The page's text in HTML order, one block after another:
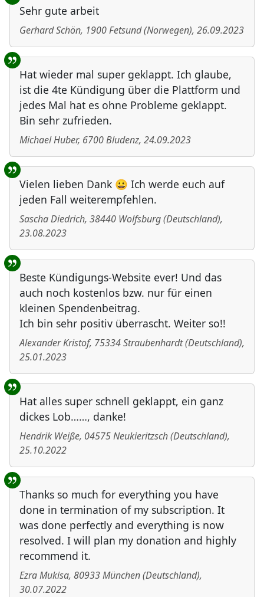
Sehr gute arbeit
Gerhard Schön, 1900Fetsund(Norwegen), 26.09.2023
Hat wieder mal super geklappt. Ich glaube,
ist die 4te Kündigung über die Plattform und
jedes Mal hat es ohne Probleme geklappt.
Bin sehr zufrieden.
Michael Huber, 6700Bludenz, 24.09.2023
Vielen lieben Dank 😀 Ich werde euch auf
jeden Fall weiterempfehlen.
Sascha Diedrich, 38440 Wolfsburg(Deutschland),
23.08.2023
Beste Kündigungs-Website ever! Und das
auch noch kostenlos bzw. nur für einen
kleinen Spendenbeitrag.
Ich bin sehr positiv überrascht. Weiter so!!
Alexander Kristof, 75334Straubenhardt(Deutschland),
25.01.2023
Hat alles super schnell geklappt, ein ganz
dickes Lob……, danke!
Hendrik Weiße, 04575Neukieritzsch(Deutschland),
25.10.2022
Thanks so much for everything you have
done in termination of my subscription. It
was done perfectly and everything is now
resolved. I will plan my donation and highly
recommend it.
Ezra Mukisa, 80933München(Deutschland),
30.07.2022